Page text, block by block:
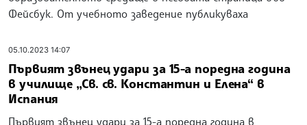
Фейсбук. От учебното заведение публикуваха
05.10.2023 14:07
Първият звънец удари за 15-а поредна година
в училище „Св. св. Константин и Елена“ в
Испания
Първият звънец удари за 15-а поредна година в